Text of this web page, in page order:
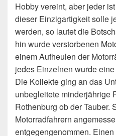
Hobby vereint, aber jeder
dieser Einzigartigkeit solle
werden, so lautet die
hin wurde verstorbenen
einem Aufheulen der
jedes Einzelnen wurde
Die Kollekte ging an das
unbegleitete minderjährige
Rothenburg ob der Tauber.
Motorradfahrern
entgegengenommen.